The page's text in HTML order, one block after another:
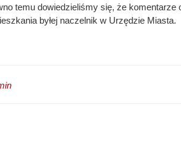
temu dowiedzieliśmy się, że komentarze
byłej naczelnik w Urzędzie Miasta.